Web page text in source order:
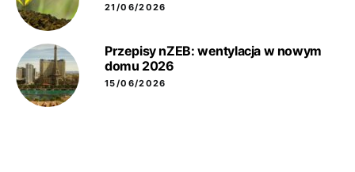
21/06/2026
Przepisy nZEB: wentylacja w nowym
domu 2026
15/06/2026